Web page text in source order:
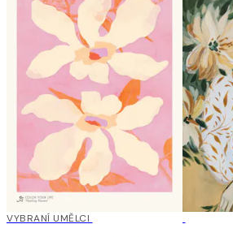
40%*
VYBRANÍ UMĚLCI